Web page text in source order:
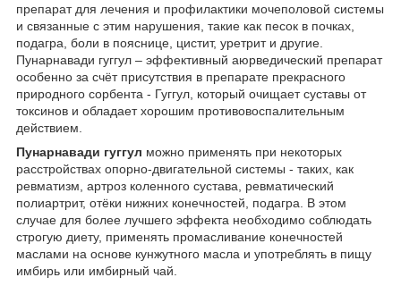
препарат для лечения и профилактики мочеполовой системы
и связанные с этим нарушения, такие как песок в почках,
подагра, боли в пояснице, цистит, уретрит и другие.
Пунарнавади гуггул – эффективный аюрведический препарат
особенно за счёт присутствия в препарате прекрасного
природного сорбента - Гуггул, который очищает суставы от
токсинов и обладает хорошим противовоспалительным
действием.
Пунарнавади гуггул можно применять при некоторых
расстройствах опорно-двигательной системы - таких, как
ревматизм, артроз коленного сустава, ревматический
полиартрит, отёки нижних конечностей, подагра. В этом
случае для более лучшего эффекта необходимо соблюдать
строгую диету, применять промасливание конечностей
маслами на основе кунжутного масла и употреблять в пищу
имбирь или имбирный чай.